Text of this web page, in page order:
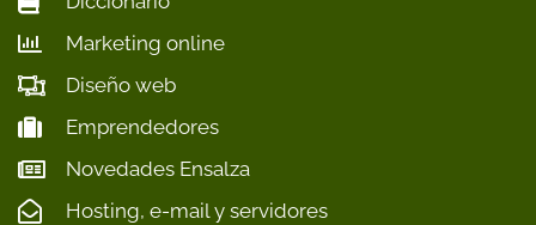
Marketing online
Diseño web
Emprendedores
Novedades Ensalza
Hosting, e-mail y servidores